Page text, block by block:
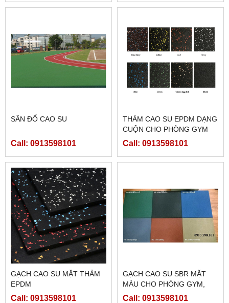
SÂN ĐỔ CAO SU
Call: 0913598101
THẢM CAO SU EPDM DẠNG
CUỘN CHO PHÒNG GYM
(DÀY 2MM;4MM;6MM;8MM)
Call: 0913598101
GẠCH CAO SU MẶT THẢM
EPDM
Call: 0913598101
GẠCH CAO SU SBR MẶT
MÀU CHO PHÒNG GYM,
SÂN CHƠI
Call: 0913598101